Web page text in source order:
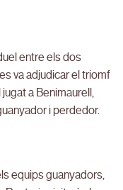
entre els dos
va adjudicar el triomf
a Benimaurell,
i perdedor.
equips guanyadors,